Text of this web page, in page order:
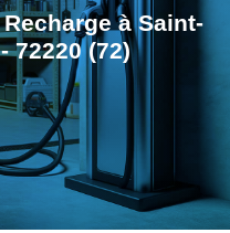
à Saint-
72220 (72)